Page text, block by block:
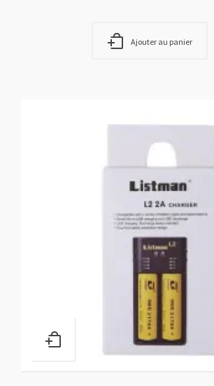
Ajouter au panier